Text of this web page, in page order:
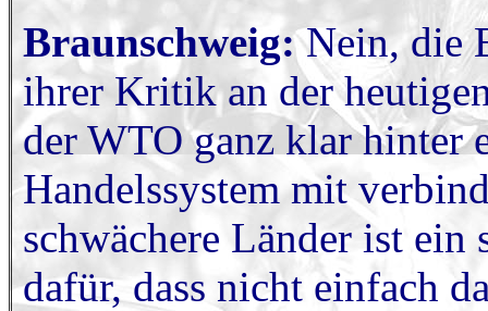
Braunschweig:Nein, die
ihrer Kritik an der
der WTO ganz klar hinter
Handelssystem mit
schwächere Länder ist ein
dafür, dass nicht einfach